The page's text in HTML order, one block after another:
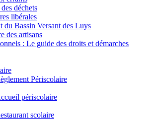
déchets
libérales
du Bassin Versant des Luys
des artisans
: Le guide des droits et démarches
Périscolaire
périscolaire
scolaire